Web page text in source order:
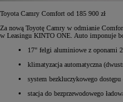
Toyota Camry Comfort od 185 900 zł
Za nową Toyotę Camry w odmianie
w Leasingu KINTO ONE. Auto imponuje
17" felgi aluminiowe z oponami
klimatyzacja automatyczna
system bezkluczykowego
stacja do bezprzewodowego